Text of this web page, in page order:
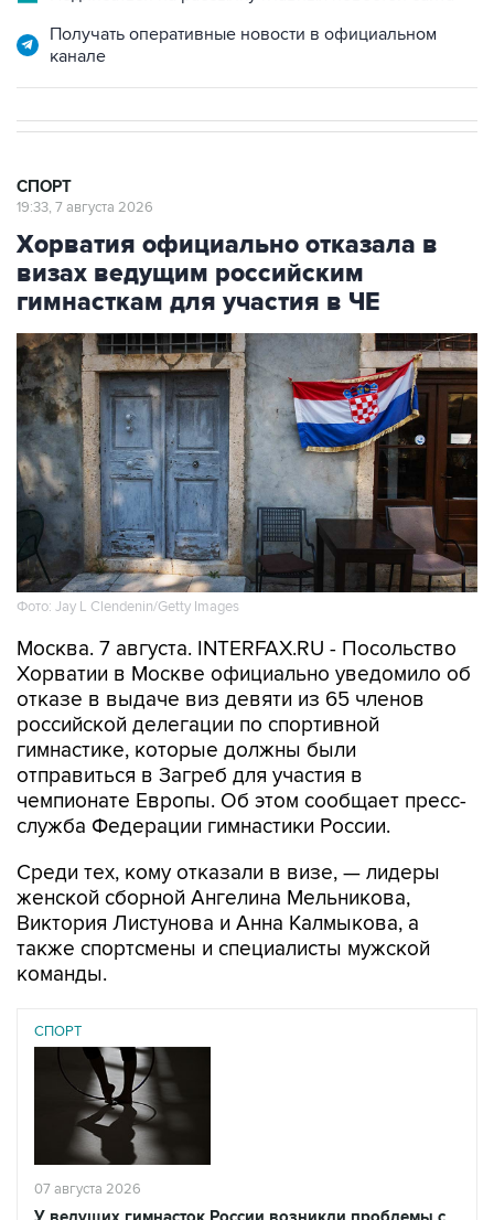
Хорватия официально отказала в
визах ведущим российским
гимнасткам для участия в ЧЕ
Фото: Jay L Clendenin/Getty Images
Москва. 7 августа. INTERFAX.RU - Посольство
отказе в выдаче виз девяти из 65 членов
российской делегации по спортивной
гимнастике, которые должны были
отправиться в Загреб для участия в
чемпионате Европы. Об этом сообщает пресс-
служба Федерации гимнастики России.
Среди тех, кому отказали в визе, — лидеры
Виктория Листунова и Анна Калмыкова, а
также спортсмены и специалисты мужской
команды.
СПОРТ
07 августа 2026
У ведущих гимнасток России возникли проблемы с
визами в Хорватию на ЧЕ